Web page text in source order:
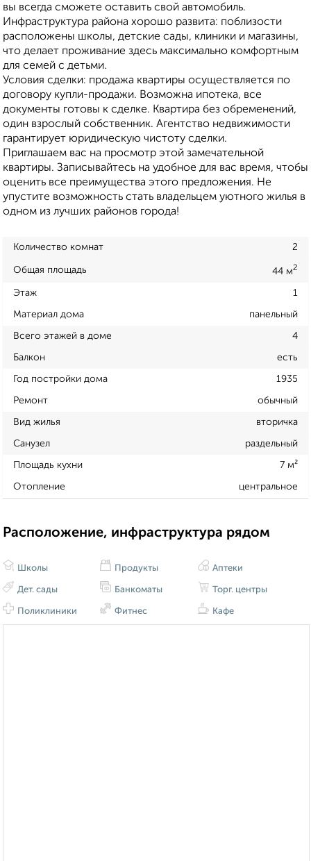
вы всегда сможете оставить свой автомобиль.
Инфраструктура района хорошо развита: поблизости
расположены школы, детские сады, клиники и магазины,
что делает проживание здесь максимально комфортным
для семей с детьми.
Условия сделки: продажа квартиры осуществляется по
договору купли-продажи. Возможна ипотека, все
документы готовы к сделке. Квартира без обременений,
один взрослый собственник. Агентство недвижимости
гарантирует юридическую чистоту сделки.
Приглашаем вас на просмотр этой замечательной
квартиры. Записывайтесь на удобное для вас время, чтобы
оценить все преимущества этого предложения. Не
упустите возможность стать владельцем уютного жилья в
одном из лучших районов города!
Количество комнат 2
Общая площадь 44 м2
Этаж 1
Материал дома панельный
Всего этажей в доме 4
Балкон есть
Год постройки дома 1935
Ремонт обычный
Вид жилья вторичка
Санузел раздельный
Площадь кухни 7 м²
Отопление центральное
Расположение, инфраструктура рядом
Школы
Дет. сады
Поликлиники
Продукты
Банкоматы
Фитнес
Аптеки
Торг. центры
Кафе